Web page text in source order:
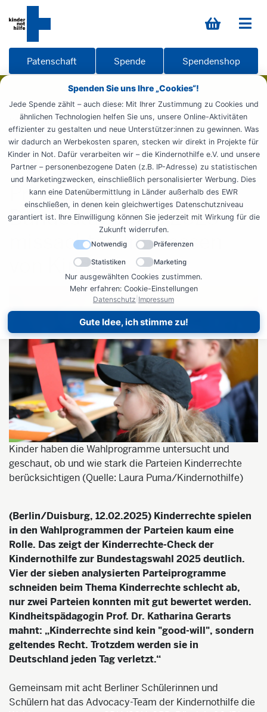
Spenden Sie uns Ihre „Cookies“!
Jede Spende zählt – auch diese: Mit Ihrer Zustimmung zu Cookies und
ähnlichen Technologien helfen Sie uns, unsere Online-Aktivitäten
effizienter zu gestalten und neue Unterstützer:innen zu gewinnen. Was
wir dadurch an Werbekosten sparen, stecken wir direkt in Projekte für
Kinder in Not. Dafür verarbeiten wir – die Kindernothilfe e.V. und unsere
Partner – personenbezogene Daten (z.B. IP-Adresse) zu statistischen
und Marketingzwecken, einschließlich personalisierter Werbung. Dies
kann eine Datenübermittlung in Länder außerhalb des EWR
einschließen, in denen kein gleichwertiges Datenschutzniveau
garantiert ist. Ihre Einwilligung können Sie jederzeit mit Wirkung für die
Zukunft widerrufen.
Notwendig Präferenzen
Statistiken Marketing
Nur ausgewählten Cookies zustimmen.
Mehr erfahren: Cookie-Einstellungen
Datenschutz Impressum
Gute Idee, ich stimme zu!
Patenschaft Spende Spendenshop
Startseite Presse Pressemeldungen
2025
Check Ergebnis
Kinderrechte-Check der Kindernothilfe
Programme zur
Bundestagswahl 2025
missachten Interessen
von Kindern
Kinder haben die Wahlprogramme untersucht und
geschaut, ob und wie stark die Parteien Kinderrechte
berücksichtigen (Quelle: Laura Puma/Kindernothilfe)
(Berlin/Duisburg, 12.02.2025) Kinderrechte spielen
in den Wahlprogrammen der Parteien kaum eine
Rolle. Das zeigt der Kinderrechte-Check der
Kindernothilfe zur Bundestagswahl 2025 deutlich.
Vier der sieben analysierten Parteiprogramme
schneiden beim Thema Kinderrechte schlecht ab,
nur zwei Parteien konnten mit gut bewertet werden.
Kindheitspädagogin Prof. Dr. Katharina Gerarts
mahnt: „Kinderrechte sind kein "good-will", sondern
geltendes Recht. Trotzdem werden sie in
Deutschland jeden Tag verletzt.“
Gemeinsam mit acht Berliner Schülerinnen und
Schülern hat das Advocacy-Team der Kindernothilfe die